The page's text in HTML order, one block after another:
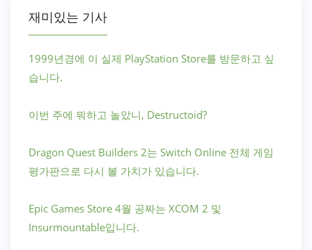
재미있는 기사
1999년경에 이 실제 PlayStation Store를 방문하고 싶
습니다.
이번 주에 뭐하고 놀았니, Destructoid?
Dragon Quest Builders 2는 Switch Online 전체 게임
평가판으로 다시 볼 가치가 있습니다.
Epic Games Store 4월 공짜는 XCOM 2 및
Insurmountable입니다.